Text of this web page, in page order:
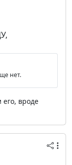
нет.
его, вроде